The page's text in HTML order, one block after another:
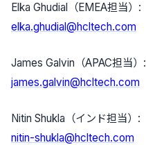
Elka Ghudial（EMEA担当）:
elka.ghudial@hcltech.com
James Galvin（APAC担当）:
james.galvin@hcltech.com
Nitin Shukla（インド担当）:
nitin-shukla@hcltech.com